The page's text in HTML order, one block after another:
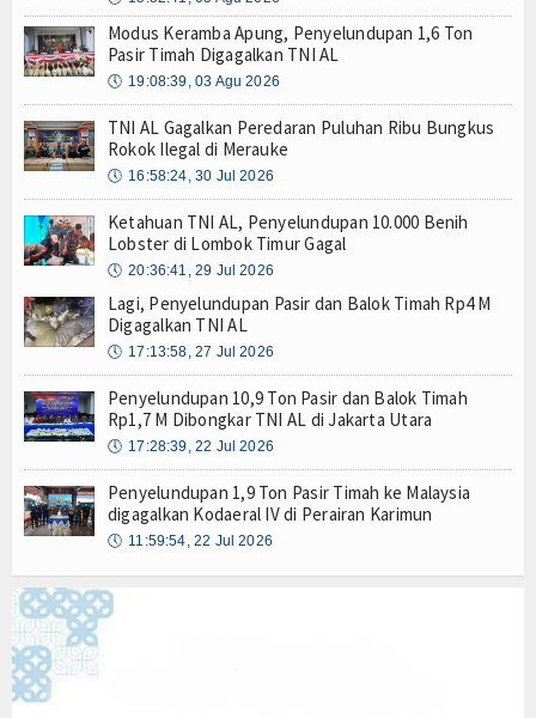
Modus Keramba Apung, Penyelundupan 1,6 Ton
Pasir Timah Digagalkan TNI AL
🕔 19:08:39, 03 Agu 2026
TNI AL Gagalkan Peredaran Puluhan Ribu Bungkus
Rokok Ilegal di Merauke
🕔 16:58:24, 30 Jul 2026
Ketahuan TNI AL, Penyelundupan 10.000 Benih
Lobster di Lombok Timur Gagal
🕔 20:36:41, 29 Jul 2026
Lagi, Penyelundupan Pasir dan Balok Timah Rp4 M
Digagalkan TNI AL
🕔 17:13:58, 27 Jul 2026
Penyelundupan 10,9 Ton Pasir dan Balok Timah
Rp1,7 M Dibongkar TNI AL di Jakarta Utara
🕔 17:28:39, 22 Jul 2026
Penyelundupan 1,9 Ton Pasir Timah ke Malaysia
digagalkan Kodaeral IV di Perairan Karimun
🕔 11:59:54, 22 Jul 2026